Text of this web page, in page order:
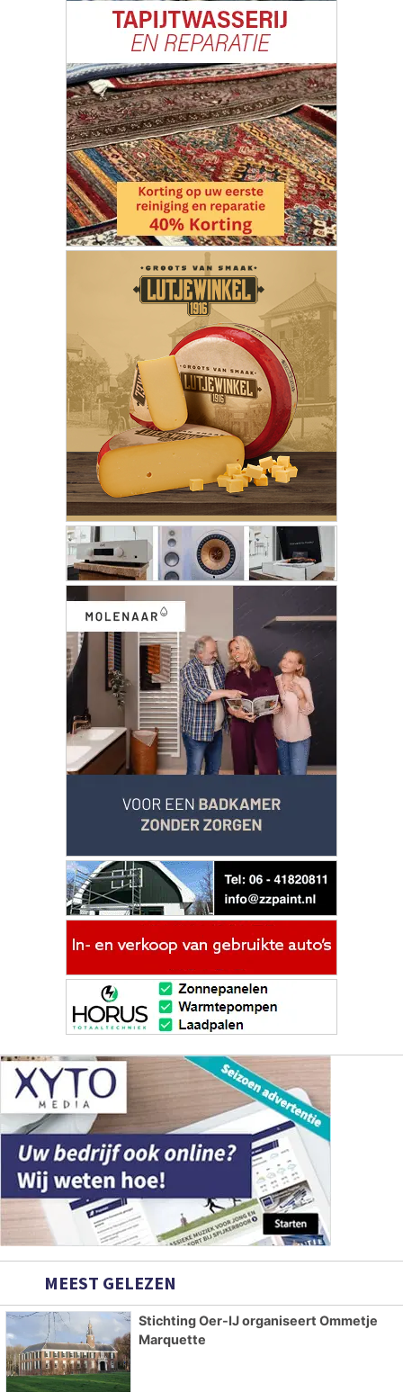
MEEST GELEZEN
Stichting Oer-IJ organiseert Ommetje
Marquette